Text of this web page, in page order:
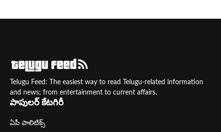
Telugu Feed: The easiest way to read Telugu-related information
and news; from entertainment to current affairs.
పాపులర్ కేటగిరీ
ఏపీ పాలిటిక్స్